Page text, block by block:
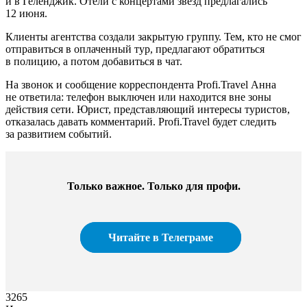
12 июня.
Клиенты агентства создали закрытую группу. Тем, кто не смог
отправиться в оплаченный тур, предлагают обратиться
в полицию, а потом добавиться в чат.
На звонок и сообщение корреспондента Profi.Travel Анна
не ответила: телефон выключен или находится вне зоны
действия сети. Юрист, представляющий интересы туристов,
отказалась давать комментарий. Profi.Travel будет следить
за развитием событий.
Только важное. Только для профи.​
Читайте в Телеграме
3265